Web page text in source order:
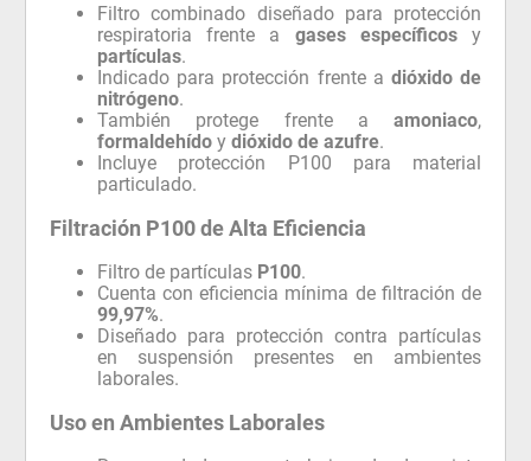
Filtro combinado diseñado para protección
respiratoria frente a gases específicosy
partículas.
Indicado para protección frente a dióxido de
nitrógeno.
También protege frente a amoniaco,
formaldehído ydióxido de azufre.
Incluye protección P100 para material
particulado.
Filtración P100 de Alta Eficiencia
Filtro de partículas P100.
Cuenta con eficiencia mínima de filtración de
99,97%.
Diseñado para protección contra partículas
en suspensión presentes en ambientes
laborales.
Uso en Ambientes Laborales